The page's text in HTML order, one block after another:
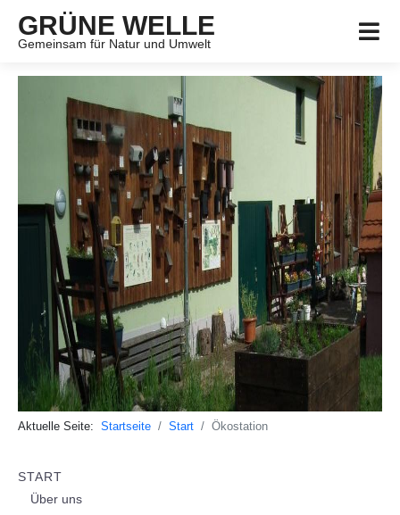
GRÜNE WELLE
Gemeinsam für Natur und Umwelt
Aktuelle Seite: Startseite Start Ökostation
START
Über uns